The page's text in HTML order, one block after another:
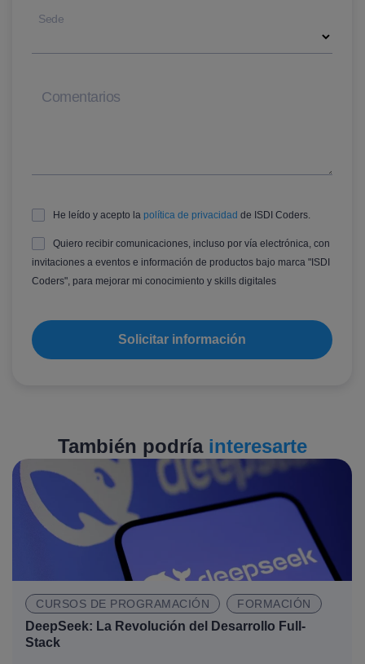
Sede
Comentarios
He leído y acepto la política de privacidad de ISDI Coders.
Quiero recibir comunicaciones, incluso por vía electrónica, con
invitaciones a eventos e información de productos bajo marca "ISDI
Coders", para mejorar mi conocimiento y skills digitales
También podría interesarte
CURSOS DE PROGRAMACIÓN FORMACIÓN
DeepSeek: La Revolución del Desarrollo Full-
Stack